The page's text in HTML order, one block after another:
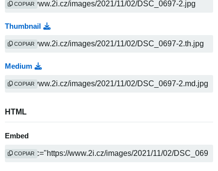
COPIAR
Thumbnail
COPIAR
Medium
COPIAR
HTML
Embed
COPIAR